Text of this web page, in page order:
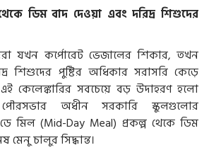
ডিম বাদ দেওয়া এবং দরিদ্র শিশুদের
যখন কর্পোরেট ভেজালের শিকার, তখন
শিশুদের পুষ্টির অধিকার সরাসরি কেড়ে
কেলেঙ্কারির সবচেয়ে বড় উদাহরণ হলো
অধীন সরকারি স্কুলগুলোর
মিল (Mid-Day Meal) প্রকল্প থেকে ডিম
মেনু চালুর সিদ্ধান্ত।